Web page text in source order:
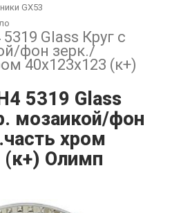
GX53
Glass Круг с
фон зерк./
40x123x123 (к+)
5319 Glass
мозаикой/фон
хром
Олимп